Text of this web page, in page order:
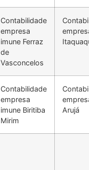
Contabilidade
empresa
imune Ferraz
de
Vasconcelos
Contabilidade
empresa
imune Biritiba
Mirim
Arujá